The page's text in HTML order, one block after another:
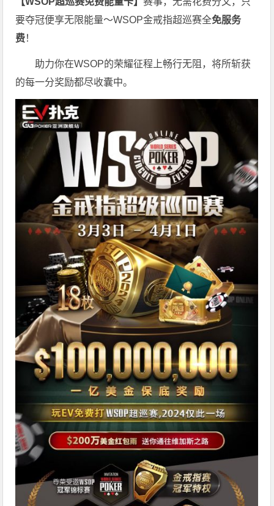
要夺冠便享无限能量～WSOP金戒指超巡赛全免服务
费！
助力你在WSOP的荣耀征程上畅行无阻，将所斩获
的每一分奖励都尽收囊中。